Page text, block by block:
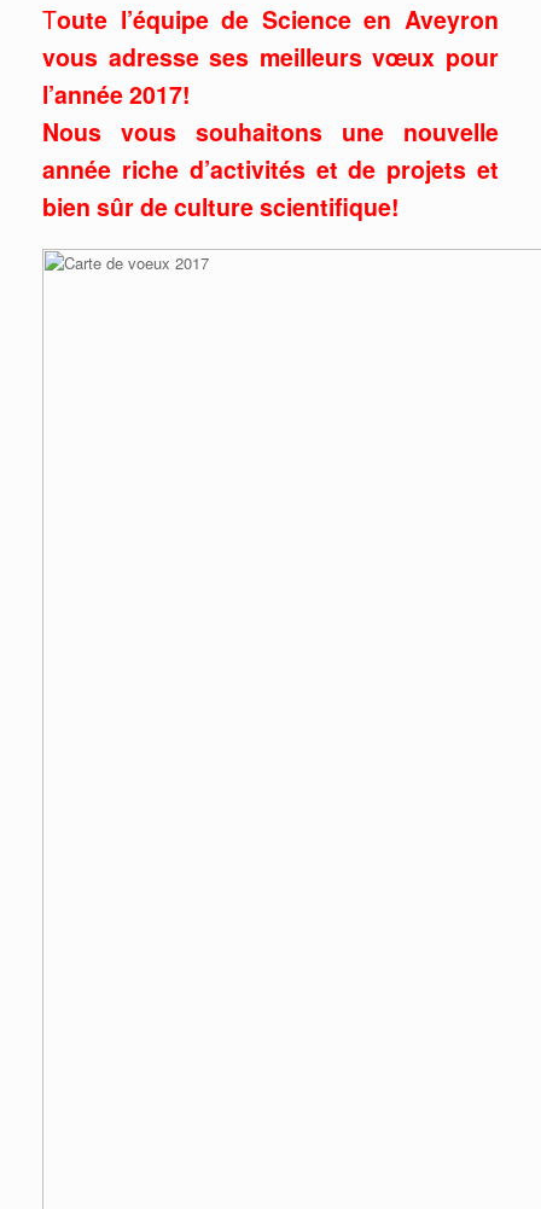
Toute l’équipe de Science en Aveyron
vous adresse ses meilleurs vœux pour
l’année 2017!
Nous vous souhaitons une nouvelle
année riche d’activités et de projets et
bien sûr de culture scientifique!